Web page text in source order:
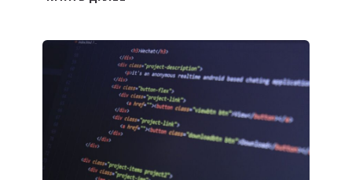
ПОЛЕЗНЫХ
ИНСТРУМЕНТОВ
ДЛЯ
РАБОТЫ